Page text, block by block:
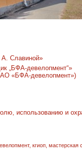
А. Славиной»
„БФА-девелопмент“»
«БФА-девелопмент»)
использованию и
, кгиоп мастерская